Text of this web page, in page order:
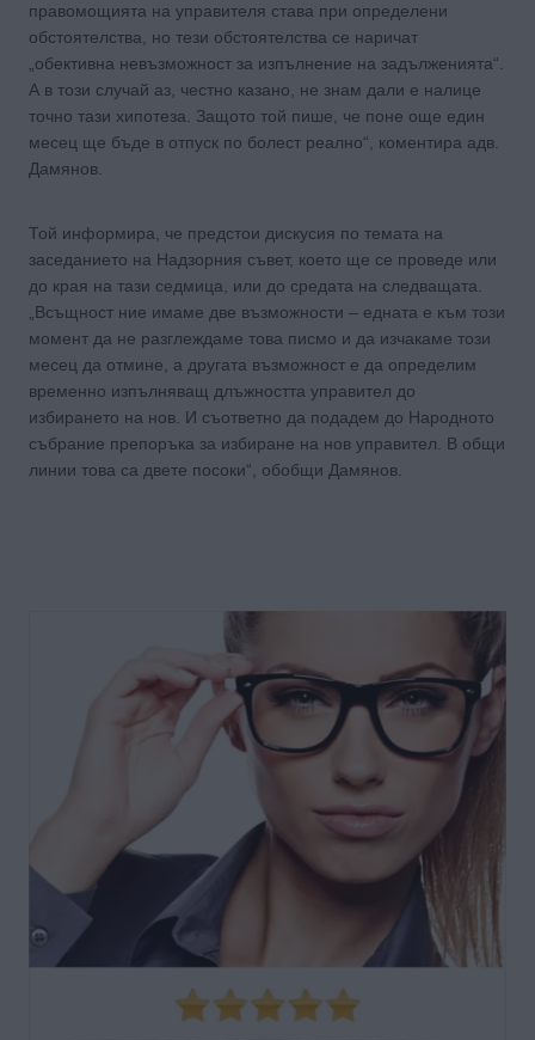
правомощията на управителя става при определени
обстоятелства, но тези обстоятелства се наричат
„обективна невъзможност за изпълнение на задълженията“.
А в този случай аз, честно казано, не знам дали е налице
точно тази хипотеза. Защото той пише, че поне още един
месец ще бъде в отпуск по болест реално“, коментира адв.
Дамянов.
Той информира, че предстои дискусия по темата на
заседанието на Надзорния съвет, което ще се проведе или
до края на тази седмица, или до средата на следващата.
„Всъщност ние имаме две възможности – едната е към този
момент да не разглеждаме това писмо и да изчакаме този
месец да отмине, а другата възможност е да определим
временно изпълняващ длъжността управител до
избирането на нов. И съответно да подадем до Народното
събрание препоръка за избиране на нов управител. В общи
линии това са двете посоки“, обобщи Дамянов.